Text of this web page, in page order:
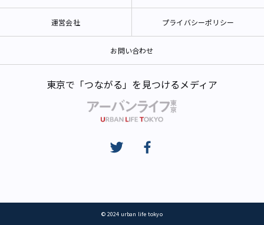
運営会社 プライバシーポリシー
お問い合わせ
東京で「つながる」を見つけるメディア
© 2024 urban life tokyo